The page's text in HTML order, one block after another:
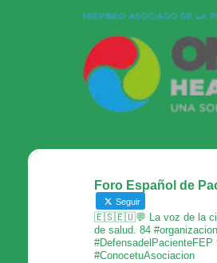
Foro Español de
Seguir
🇪🇸🇪🇺💬 La voz de la
de salud. 84
#DefensadelPacienteFEP
#ConocetuAsociacion